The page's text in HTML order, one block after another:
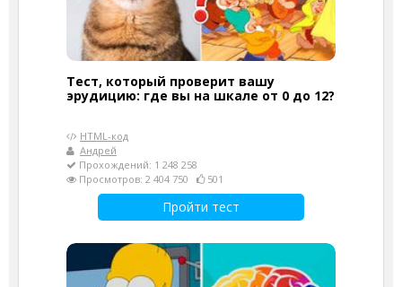
Тест, который проверит вашу
эрудицию: где вы на шкале от 0 до 12?
HTML-код
Андрей
Прохождений: 1 248 258
Просмотров: 2 404 750
501
Пройти тест